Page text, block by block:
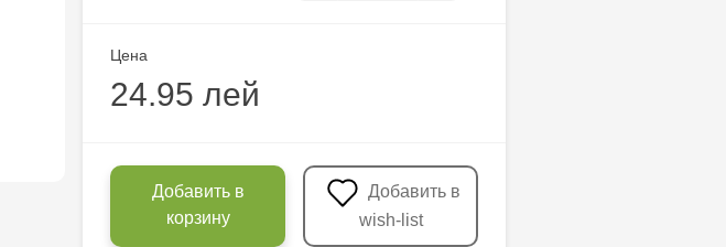
Цена
24.95 лей
Добавить в
корзину
wish-list